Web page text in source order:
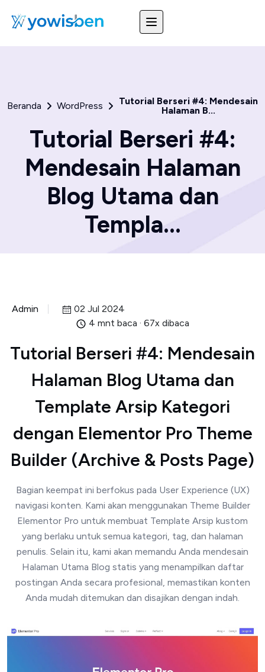
Beranda WordPress
Tutorial Berseri #4: Mendesain
Halaman B...
Tutorial Berseri #4:
Mendesain Halaman
Blog Utama dan
Templa...
Admin
02 Jul 2024
4 mnt baca · 67x dibaca
Tutorial Berseri #4: Mendesain
Halaman Blog Utama dan
Template Arsip Kategori
dengan Elementor Pro Theme
Builder (Archive & Posts Page)
Bagian keempat ini berfokus pada User Experience (UX)
navigasi konten. Kami akan menggunakan Theme Builder
Elementor Pro untuk membuat Template Arsip kustom
yang berlaku untuk semua kategori, tag, dan halaman
penulis. Selain itu, kami akan memandu Anda mendesain
Halaman Utama Blog statis yang menampilkan daftar
postingan Anda secara profesional, memastikan konten
Anda mudah ditemukan dan disajikan dengan indah.